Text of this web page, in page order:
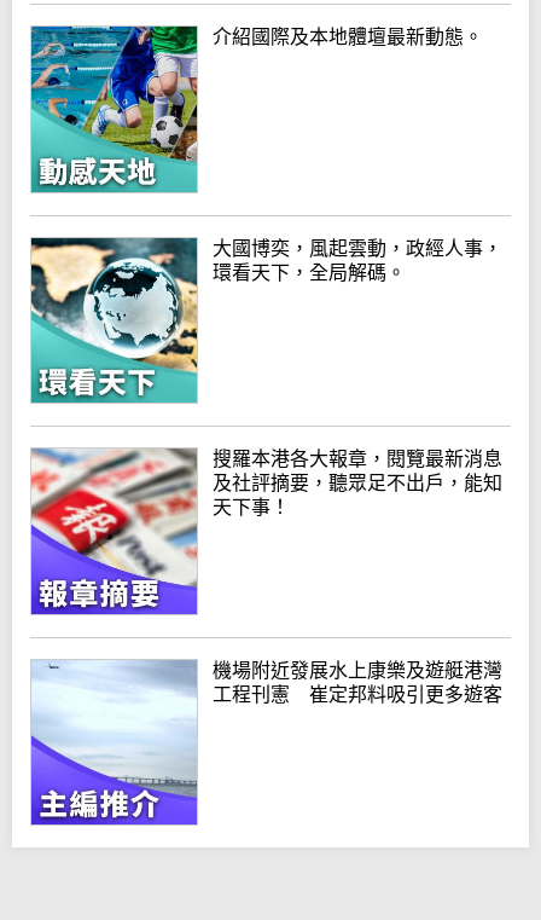
介紹國際及本地體壇最新動態。
大國博奕，風起雲動，政經人事，
環看天下，全局解碼。
搜羅本港各大報章，閱覽最新消息
及社評摘要，聽眾足不出戶，能知
天下事！
機場附近發展水上康樂及遊艇港灣
工程刊憲 崔定邦料吸引更多遊客